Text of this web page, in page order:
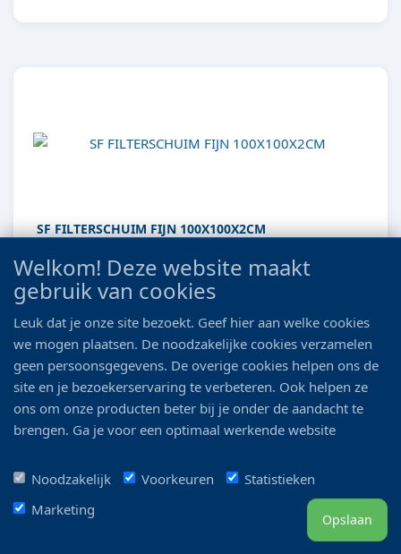
SF FILTERSCHUIM FIJN 100X100X2CM
Euro 28.99 Euro 26.50
Details
Welkom! Deze website maakt
gebruik van cookies
Leuk dat je onze site bezoekt. Geef hier aan welke cookies
we mogen plaatsen. De noodzakelijke cookies verzamelen
geen persoonsgegevens. De overige cookies helpen ons de
site en je bezoekerservaring te verbeteren. Ook helpen ze
ons om onze producten beter bij je onder de aandacht te
brengen. Ga je voor een optimaal werkende website
Noodzakelijk
Voorkeuren
Statistieken
Marketing
Opslaan